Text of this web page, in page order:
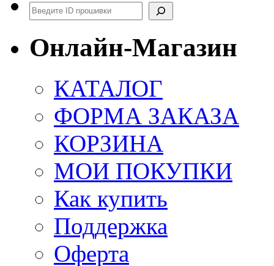
Поиск
Онлайн-Магазин
КАТАЛОГ
ФОРМА ЗАКАЗА
КОРЗИНА
МОИ ПОКУПКИ
Как купить
Поддержка
Оферта